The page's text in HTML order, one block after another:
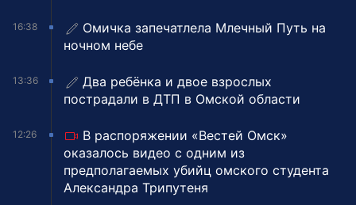
16:38
Омичка запечатлела Млечный Путь на
ночном небе
13:36
Два ребёнка и двое взрослых
пострадали в ДТП в Омской области
12:26
В распоряжении «Вестей Омск»
оказалось видео с одним из
предполагаемых убийц омского студента
Александра Трипутеня